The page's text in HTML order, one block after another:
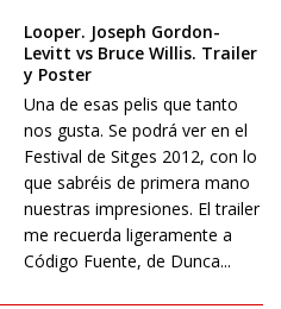
Looper. Joseph Gordon-
Levitt vs Bruce Willis. Trailer
y Poster
Una de esas pelis que tanto
nos gusta. Se podrá ver en el
Festival de Sitges 2012, con lo
que sabréis de primera mano
nuestras impresiones. El trailer
me recuerda ligeramente a
Código Fuente, de Dunca...